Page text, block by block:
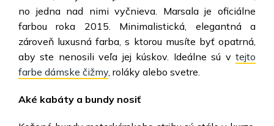
no jedna nad nimi vyčnieva. Marsala je oficiálne
farbou roka 2015. Minimalistická, elegantná a
zároveň luxusná farba, s ktorou musíte byť opatrná,
aby ste nenosili veľa jej kúskov. Ideálne sú v tejto
farbe dámske čižmy, roláky alebo svetre.
Aké kabáty a bundy nosiť